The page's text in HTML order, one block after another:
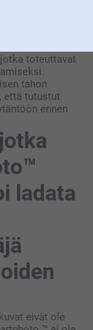
on itse
tietosuoja- ja
toteuttavat
tahon
että tutustut
ennen
ladata
eivät ole